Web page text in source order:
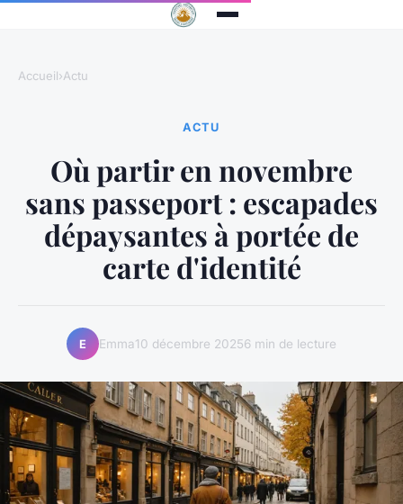
Accueil›Actu
ACTU
Où partir en novembre
sans passeport : escapades
dépaysantes à portée de
carte d'identité
E Emma10 décembre 20256 min de lecture